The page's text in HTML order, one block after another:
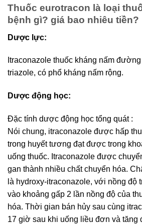
Thuốc eurotracon là loại
bệnh gì? giá bao nhiêu tiền?
Dược lực:
Itraconazole thuốc kháng nấm
triazole, có phổ kháng nấm rộng.
Dược động học:
Ðặc tính dược động học tổng quát :
Nói chung, itraconazole được hấp
trong huyết tương đạt được trong
uống thuốc. Itraconazole được
gan thành nhiều chất chuyển hóa.
là hydroxy-itraconazole, với nồng độ
vào khoảng gấp 2 lần nồng độ của
hóa. Thời gian bán hủy sau cùng
17 giờ sau khi uống liều đơn và tăng